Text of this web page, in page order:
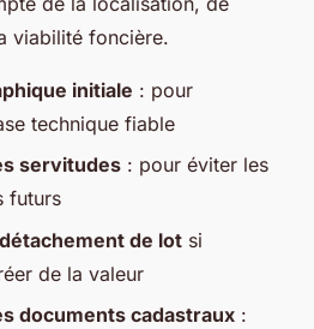
viabilité foncière.
initiale : pour
technique fiable
servitudes : pour éviter les
futurs
de lot si
de la valeur
documents cadastraux :